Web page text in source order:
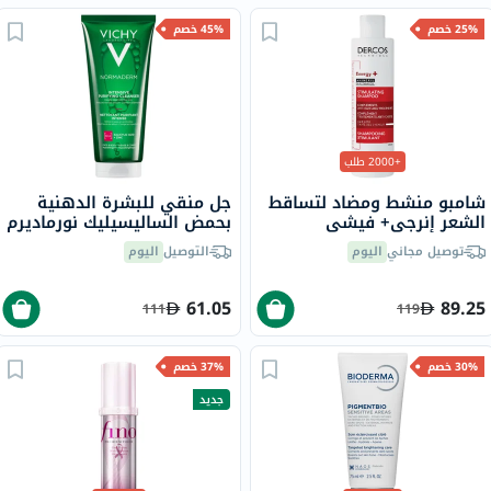
25% خصم
+2000 طلب
شامبو منشط ومضاد لتساقط
الشعر إنرجي+ فيشي
ديركوس، 200 مل
توصيل مجاني اليوم
89.25
119
45% خصم
جل منقي للبشرة الدهنية
بحمض الساليسيليك نورماديرم
فيتوسوليوشن فيشي، 200
ملالتوصيل اليوم
61.05
111
30% خصم
37% خصم
جديد